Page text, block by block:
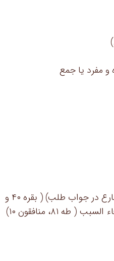
مفرد یا جمع
🔹دلیل مجزوم شدن یُخرِجْ ( فعل مضارع در جواب طلب) ( بقره ۴۰ و